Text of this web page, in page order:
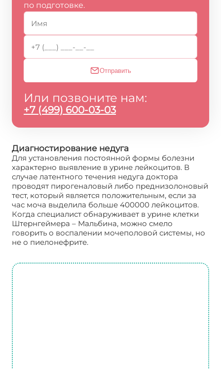
по подготовке.
Отправить
Или позвоните нам:
+7 (499) 600-03-03
Диагностирование недуга
Для установления постоянной формы болезни
характерно выявление в урине лейкоцитов. В
случае латентного течения недуга доктора
проводят пирогеналовый либо преднизолоновый
тест, который является положительным, если за
час моча выделила больше 400000 лейкоцитов.
Когда специалист обнаруживает в урине клетки
Штернгеймера – Мальбина, можно смело
говорить о воспалении мочеполовой системы, но
не о пиелонефрите.